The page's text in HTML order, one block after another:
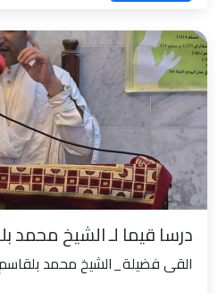
درسا قيما لـ الشيخ محمد
القى فضيلة_الشيخ محمد